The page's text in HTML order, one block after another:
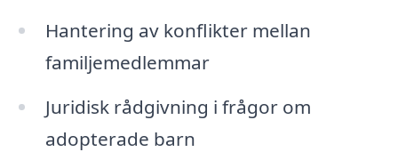
Hantering av konflikter mellan
familjemedlemmar
Juridisk rådgivning i frågor om
adopterade barn